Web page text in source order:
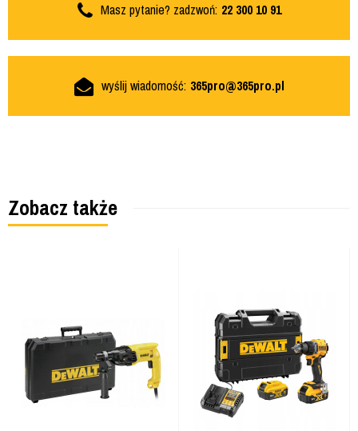
Masz pytanie? zadzwoń: 22 300 10 91
wyślij wiadomość: 365pro@365pro.pl
Zobacz także